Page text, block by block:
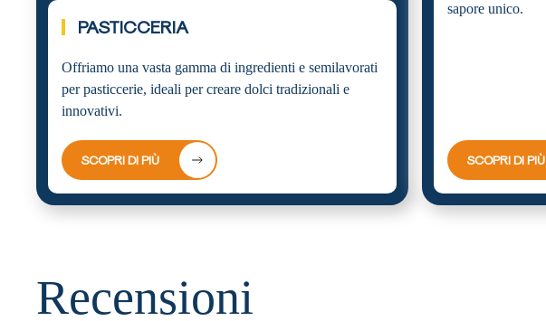
PASTICCERIA
Offriamo una vasta gamma di ingredienti e semilavorati
per pasticcerie, ideali per creare dolci tradizionali e
innovativi.
SCOPRI DI PIÙ
sapore unico.
SCOPRI DI PIÙ
Recensioni